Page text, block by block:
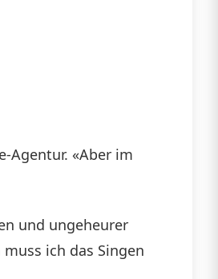
Agentur. «Aber im
und ungeheurer
ich das Singen